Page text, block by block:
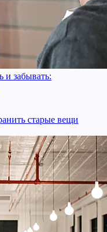
и забывать:
старые вещи